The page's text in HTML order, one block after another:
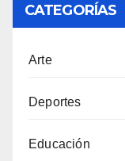
CATEGORÍAS
Arte
Deportes
Educación